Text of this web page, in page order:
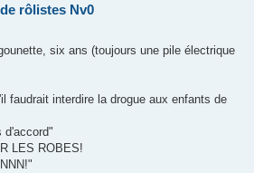
rôlistes Nv0
six ans (toujours une pile électrique
faudrait interdire la drogue aux enfants de
d'accord"
LES ROBES!